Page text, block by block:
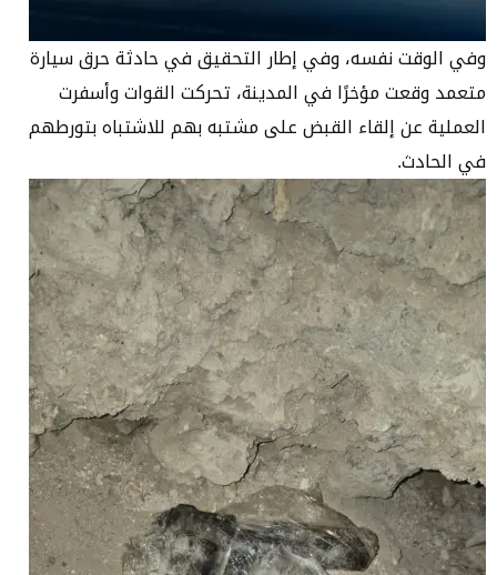
وفي الوقت نفسه، وفي إطار التحقيق في حادثة حرق سيارة
متعمد وقعت مؤخرًا في المدينة، تحركت القوات وأسفرت
العملية عن إلقاء القبض على مشتبه بهم للاشتباه بتورطهم
في الحادث.